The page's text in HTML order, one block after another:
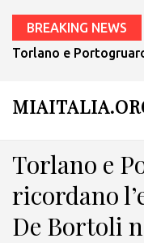
BREAKING NEWS
Torlano e
Torlano e
ricordano
De Bortoli